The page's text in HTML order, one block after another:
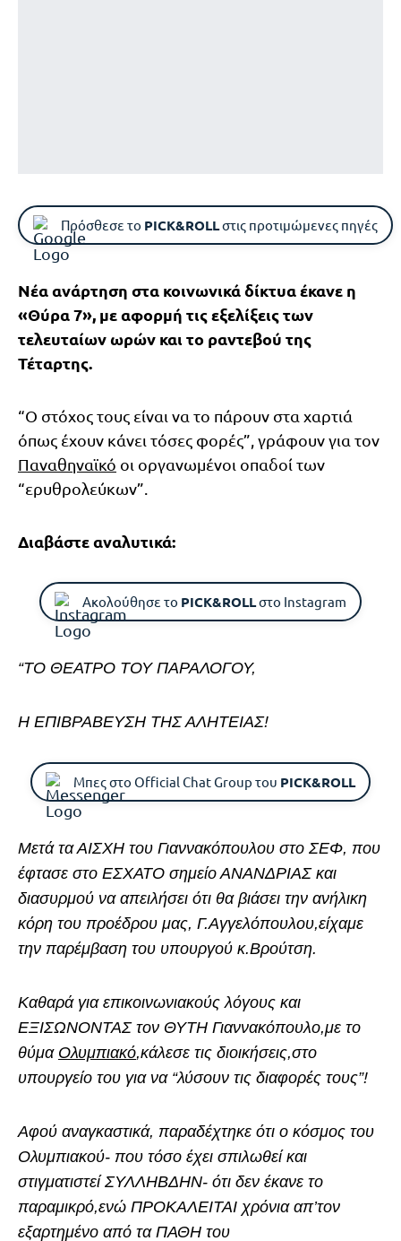
Πρόσθεσε το PICK&ROLLστις προτιμώμενες πηγές
Νέα ανάρτηση στα κοινωνικά δίκτυα έκανε η
«Θύρα 7», με αφορμή τις εξελίξεις των
τελευταίων ωρών και το ραντεβού της
Τέταρτης.
“Ο στόχος τους είναι να το πάρουν στα χαρτιά
όπως έχουν κάνει τόσες φορές”, γράφουν για τον
Παναθηναϊκό οι οργανωμένοι οπαδοί των
“ερυθρολεύκων”.
Διαβάστε αναλυτικά:
Ακολούθησε το PICK&ROLLστο Instagram
“ΤΟ ΘΕΑΤΡΟ ΤΟΥ ΠΑΡΑΛΟΓΟΥ,
Η ΕΠΙΒΡΑΒΕΥΣΗ ΤΗΣ ΑΛΗΤΕΙΑΣ!
Μπες στο Official Chat Group του PICK&ROLL
Μετά τα ΑΙΣΧΗ του Γιαννακόπουλου στο ΣΕΦ, που
έφτασε στο ΕΣΧΑΤΟ σημείο ΑΝΑΝΔΡΙΑΣ και
διασυρμού να απειλήσει ότι θα βιάσει την ανήλικη
κόρη του προέδρου μας, Γ.Αγγελόπουλου,είχαμε
την παρέμβαση του υπουργού κ.Βρούτση.
Καθαρά για επικοινωνιακούς λόγους και
ΕΞΙΣΩΝΟΝΤΑΣ τον ΘΥΤΗ Γιαννακόπουλο,με το
θύμα Ολυμπιακό,κάλεσε τις διοικήσεις,στο
υπουργείο του για να “λύσουν τις διαφορές τους”!
Αφού αναγκαστικά, παραδέχτηκε ότι ο κόσμος του
Ολυμπιακού- που τόσο έχει σπιλωθεί και
στιγματιστεί ΣΥΛΛΗΒΔΗΝ- ότι δεν έκανε το
παραμικρό,ενώ ΠΡΟΚΑΛΕΙΤΑΙ χρόνια απ’τον
εξαρτημένο από τα ΠΑΘΗ του